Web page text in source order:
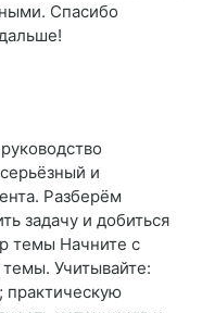
Спасибо
и
Разберём
задачу и добиться
темы Начните с
Учитывайте:
практическую